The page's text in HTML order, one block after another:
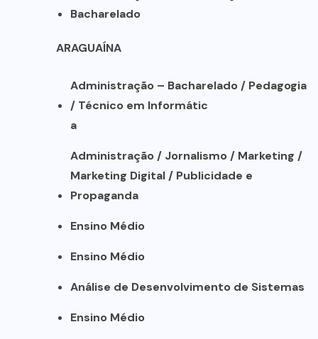
Bacharelado
ARAGUAÍNA
Administração – Bacharelado / Pedagogia
/ Técnico em Informátic
a
Administração / Jornalismo / Marketing /
Marketing Digital / Publicidade e
Propaganda
Ensino Médio
Ensino Médio
Análise de Desenvolvimento de Sistemas
Ensino Médio